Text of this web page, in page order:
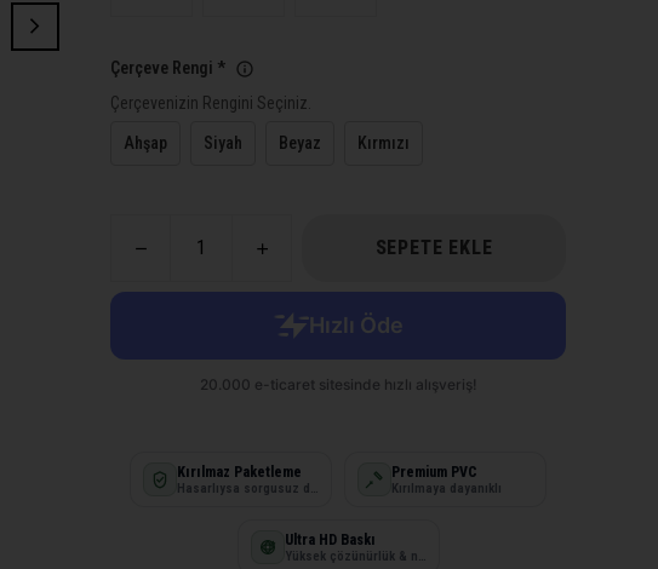
Çerçeve Rengi *
Çerçevenizin Rengini Seçiniz.
Ahşap Siyah Beyaz Kırmızı
SEPETE EKLE
Kırılmaz Paketleme Premium PVC
Kırılmaya dayanıklı
Ultra HD Baskı